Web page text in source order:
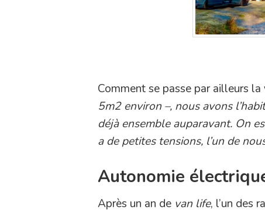
Comment se passe par ailleurs
5m2 environ –, nous avons
déjà ensemble auparavant. On
a de petites tensions, l’un de
Autonomie
Après un an de van life, l’un des